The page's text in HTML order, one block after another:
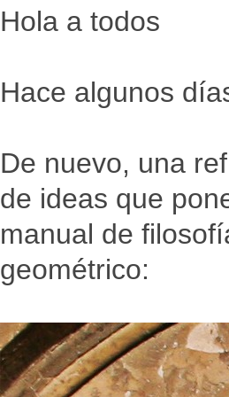
Hola a todos
Hace algunos
De nuevo, una
de ideas que
manual de
geométrico: